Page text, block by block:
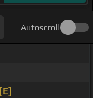
Autoscroll
[E]